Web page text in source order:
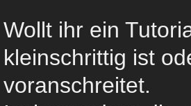
Wollt ihr ein
kleinschrittig ist
voranschreitet.